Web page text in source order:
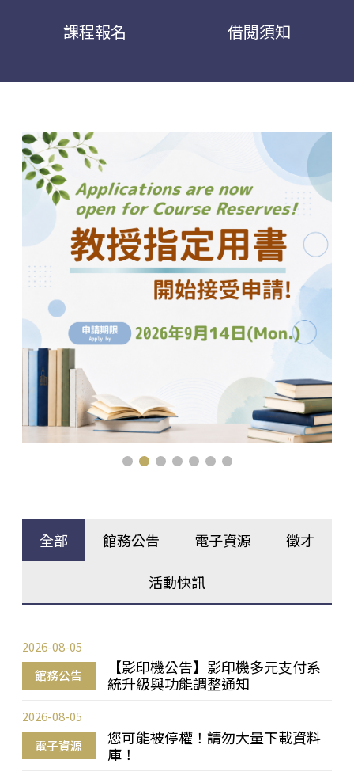
課程報名 借閱須知
全部 館務公告 電子資源 徵才
活動快訊
館務公告
【影印機公告】影印機多元支付系
統升級與功能調整通知
2026-08-05
電子資源
您可能被停權！請勿大量下載資料
庫！
2026-08-05